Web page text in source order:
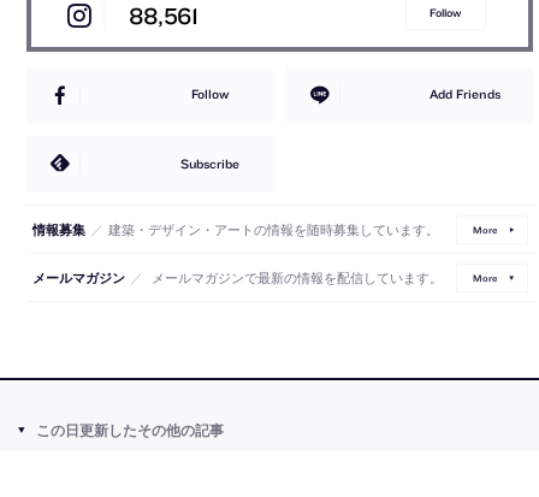
88,561 Follow
Follow Add Friends
Subscribe
情報募集 ／ 建築・デザイン・アートの情報を随時募集しています。 More
メールマガジン ／ メールマガジンで最新の情報を配信しています。 More
この日更新したその他の記事